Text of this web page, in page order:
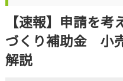
【速報】申請を
づくり補助金 小
解説